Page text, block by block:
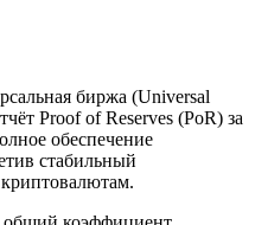
биржа (Universal
Proof of Reserves (PoR) за
обеспечение
стабильный